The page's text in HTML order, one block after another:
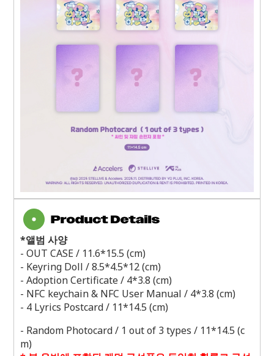
*앨범 사양
- OUT CASE / 11.6*15.5 (cm)
- Keyring Doll / 8.5*4.5*12 (cm)
- Adoption Certificate / 4*3.8 (cm)
- NFC keychain & NFC User Manual / 4*3.8 (cm)
- 4 Lyrics Postcard / 11*14.5 (cm)
- Random Photocard / 1 out of 3 types / 11*14.5 (c
m)